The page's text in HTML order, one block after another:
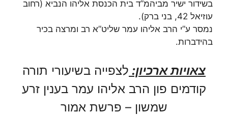
בשידור ישיר מביהמ”ד בית הכנסת אליהו הנביא (רחוב
עוזיאל 42, בני ברק).
נמסר ע”י הרב אליהו עמר שליט”א רב ומרצה בכיר
בהידברות.
צאויות ארכיון: לצפייה בשיעורי תורה
קודמים פון הרב אליהו עמר בענין זרע
שמשון – פרשת אמור